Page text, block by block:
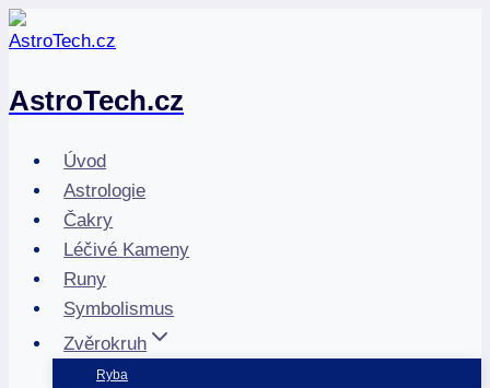
Přeskočit
na
AstroTech.cz
Úvod
Astrologie
Čakry
Léčivé Kameny
Runy
Symbolismus
Zvěrokruh
Ryba